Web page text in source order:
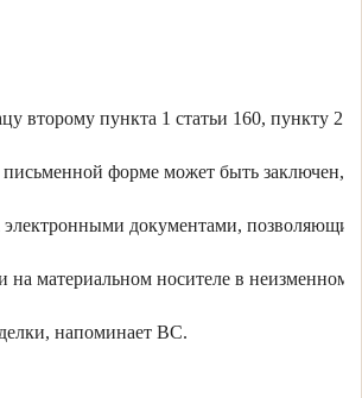
второму пункта 1 статьи 160, пункту 2
форме может быть заключен, в
электронными документами,
на материальном носителе в неизменном
напоминает ВС.